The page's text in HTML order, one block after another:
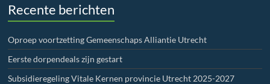
Recente berichten
Oproep voortzetting Gemeenschaps Alliantie Utrecht
Eerste dorpendeals zijn gestart
Subsidieregeling Vitale Kernen provincie Utrecht 2025-2027